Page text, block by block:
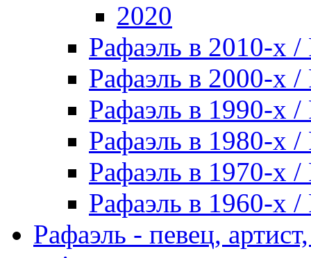
2020
Рафаэль в 2010-х /
Рафаэль в 2000-х /
Рафаэль в 1990-х /
Рафаэль в 1980-х /
Рафаэль в 1970-х /
Рафаэль в 1960-х /
Рафаэль - певец,